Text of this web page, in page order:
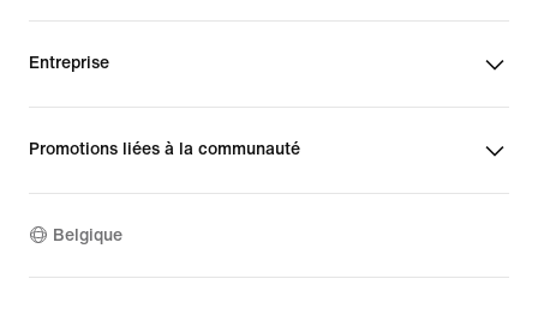
Entreprise
Promotions liées à la communauté
Belgique